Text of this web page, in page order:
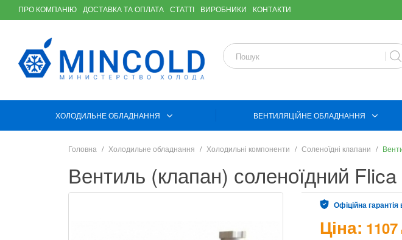
ПРО КОМПАНІЮ ДОСТАВКА ТА ОПЛАТА СТАТТІ ВИРОБНИКИ КОНТАКТИ
ХОЛОДИЛЬНЕ ОБЛАДНАННЯ ВЕНТИЛЯЦІЙНЕ ОБЛАДНАННЯ
Головна Холодильне обладнання Холодильні компоненти Соленоїдні клапани
Вентиль (клапан) соленоїдний
Офіційна
Ціна: 1107